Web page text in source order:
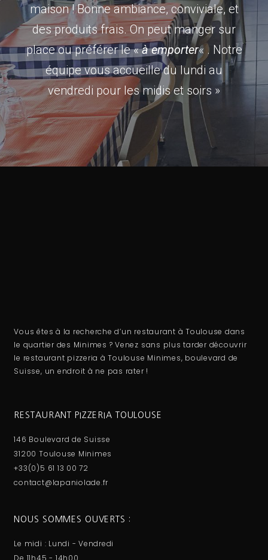
maison ! Bonne ambiance, conviviale, et
des produits frais. On peut manger sur
place ou préférer le «à emporter« . Notre
équipe vous accueille du lundi au
vendredi pour les midis et soirs »
Vous êtes à la recherche d’un restaurant à Toulouse dans
le quartier des Minimes ? Venez sans plus tarder découvrir
le restaurant pizzeria à Toulouse Minimes, boulevard de
Suisse, un endroit à ne pas rater !
RESTAURANT PIZZERIA TOULOUSE
146 Boulevard de Suisse
31200 Toulouse Minimes
+33(0)5 61 13 00 72
contact@lapaniolade.fr
NOUS SOMMES OUVERTS :
Le midi : Lundi - Vendredi